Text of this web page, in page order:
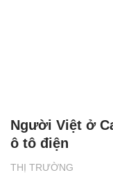
THỊ TRƯỜNG
Người Việt ở
ô tô điện